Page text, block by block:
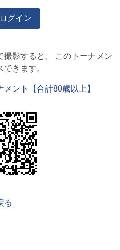
ログイン
撮影すると、 このトーナメン
きます。
ント【合計80歳以上】
る